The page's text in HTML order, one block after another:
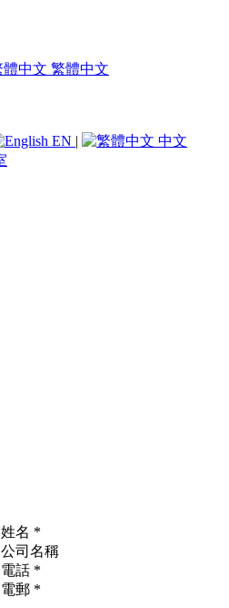
繁體中文
EN | 中文
姓名 *
公司名稱
電話 *
電郵 *